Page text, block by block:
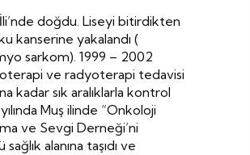
İli’nde doğdu. Liseyi bitirdikten
kanserine yakalandı (
sarkom). 1999 – 2002
ve radyoterapi tedavisi
kadar sık aralıklarla kontrol
Muş ilinde “Onkoloji
ve Sevgi Derneği’ni
alanına taşıdı ve